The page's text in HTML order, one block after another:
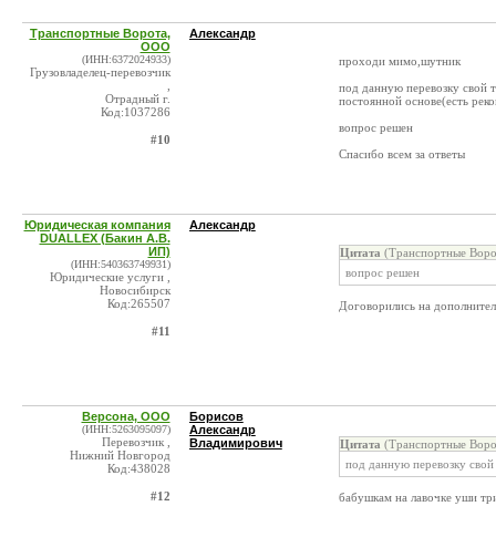
Транспортные Ворота,
ООО
(ИНН:6372024933)
Грузовладелец-перевозчик
Отрадный г.
Код:1037286
#10
Александр
проходи мимо,шутник
под данную перевозку свой
постоянной основе(есть
вопрос решен
Спасибо всем за ответы
Юридическая компания
DUALLEX (Бакин А.В.
ИП)
(ИНН:540363749931)
Юридические услуги ,
Новосибирск
Код:265507
#11
Александр
Цитата (Транспортные
вопрос решен
Договорились на
Версона, ООО
(ИНН:5263095097)
Перевозчик ,
Нижний Новгород
Код:438028
#12
Борисов
Александр
Владимирович
Цитата (Транспортные
под данную перевозку
бабушкам на лавочке уши